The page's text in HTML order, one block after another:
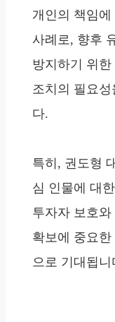
개인의 책임
사례로, 향후
방지하기 위
조치의 필요성
다.
특히, 권도형
심 인물에 대
투자자 보호와
확보에 중요
으로 기대됩니